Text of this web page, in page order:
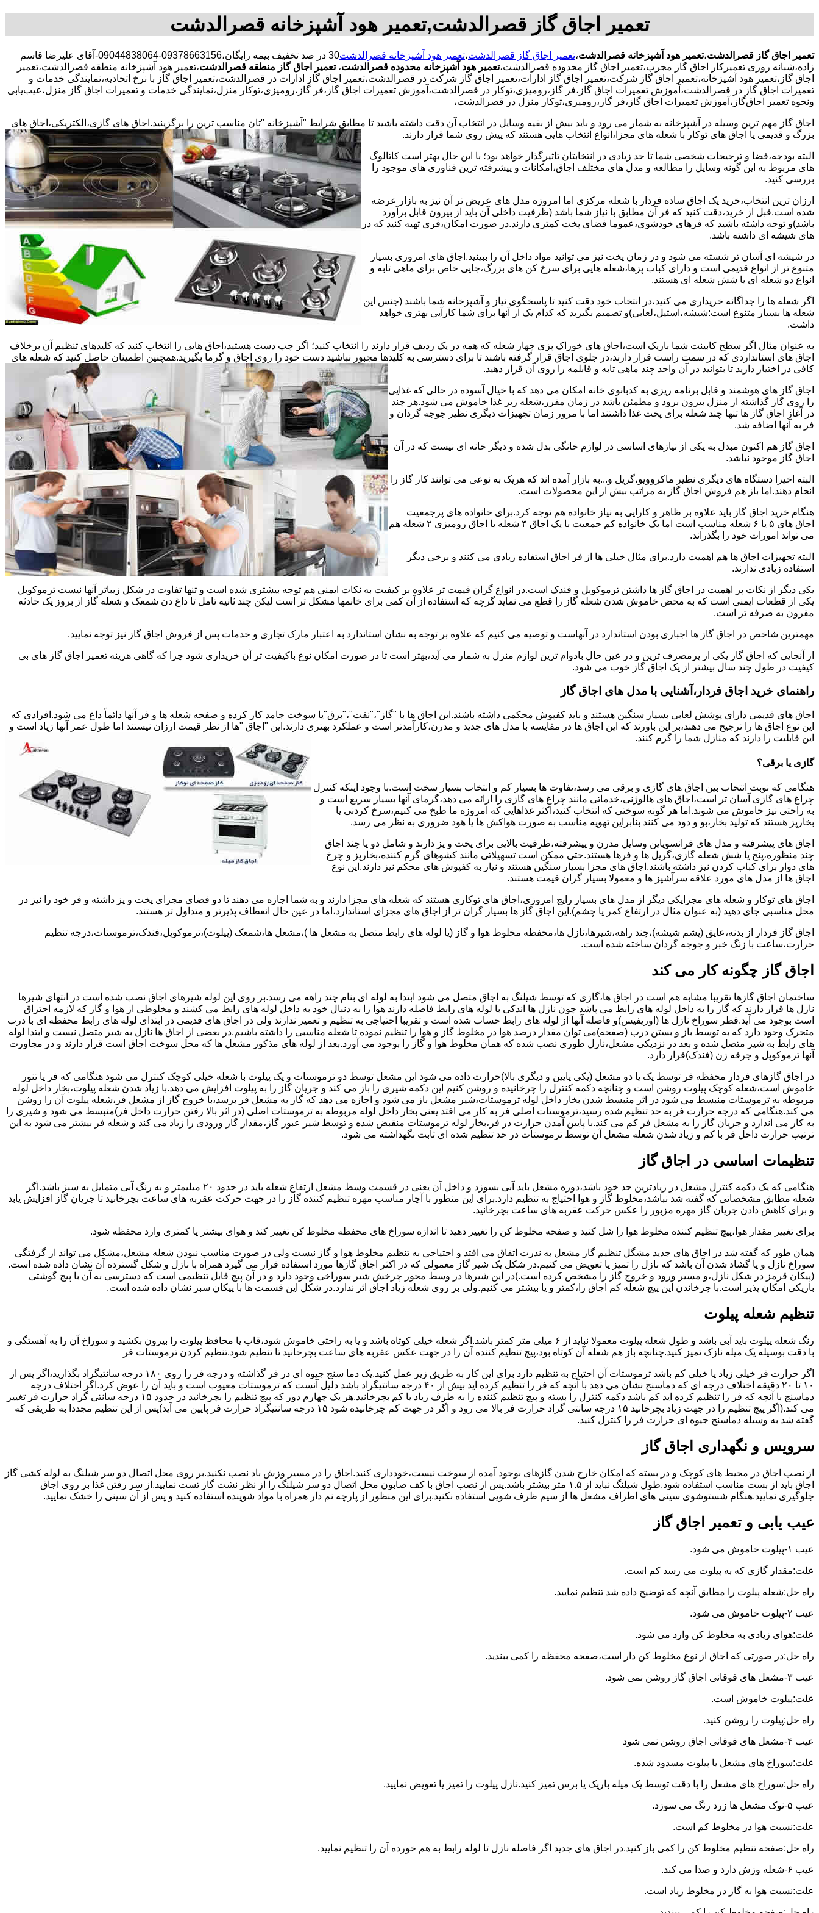
تعمیر اجاق گاز قصرالدشت,تعمیر هود آشپزخانه قصرالدشت
تعمیر اجاق گاز قصرالدشت،تعمیر هود آشپزخانه قصرالدشت،تعمیر اجاق گاز قصرالدشت،تعمیر هود آشپزخانه قصرالدشت
30 در صد تخفیف بیمه رایگان،09378663156-09044838064-آقای علیرضا قاسم
زاده،شبانه روزی تعمیرکار اجاق گاز مجرب،تعمیر اجاق گاز محدوده قصرالدشت،تعمیر هود آشپزخانه محدوده قصرالدشت، تعمیر اجاق گاز منطقه قصرالدشت،تعمیر هود آشپزخانه منطقه قصرالدشت،تعمیر
اجاق گاز،تعمیر هود آشپزخانه،تعمیر اجاق گاز شرکت،تعمیر اجاق گاز ادارات،تعمیر اجاق گاز شرکت در قصرالدشت،تعمیر اجاق گاز ادارات در قصرالدشت،تعمیر اجاق گاز با نرخ اتحادیه،نمایندگی خدمات و
تعمیرات اجاق گاز در قصرالدشت،آموزش تعمیرات اجاق گاز،فر گاز،رومیزی،توکار در قصرالدشت،آموزش تعمیرات اجاق گاز،فر گاز،رومیزی،توکار منزل،نمایندگی خدمات و تعمیرات اجاق گاز منزل،عیب‌یابی
ونحوه تعمیر اجاق‌گاز،آموزش تعمیرات اجاق گاز،فر گاز،رومیزی،توکار منزل در قصرالدشت،
اجاق گاز مهم ترین وسیله در آشپزخانه به شمار می رود و باید بیش از بقیه وسایل در انتخاب آن دقت داشته باشید تا مطابق شرایط "آشپزخانه "تان مناسب ترین را برگزینید.اجاق های گازی،الکتریکی،اجاق های
بزرگ و قدیمی یا اجاق های توکار با شعله های مجزا،انواع انتخاب هایی هستند که پیش روی شما قرار دارند.
البته بودجه،فضا و ترجیحات شخصی شما تا حد زیادی در انتخابتان تاثیرگذار خواهد بود؛ با این حال بهتر است کاتالوگ
های مربوط به این گونه وسایل را مطالعه و مدل های مختلف اجاق،امکانات و پیشرفته ترین فناوری های موجود را
بررسی کنید.
ارزان ترین انتخاب،خرید یک اجاق ساده فردار با شعله مرکزی اما امروزه مدل های عریض تر آن نیز به بازار عرضه
شده است.قبل از خرید،دقت کنید که فر آن مطابق با نیاز شما باشد (ظرفیت داخلی آن باید از بیرون قابل برآورد
باشد)و توجه داشته باشید که فرهای خودشوی،عموما فضای پخت کمتری دارند.در صورت امکان،فری تهیه کنید که در
های شیشه ای داشته باشد.
در شیشه ای آسان تر شسته می شود و در زمان پخت نیز می توانید مواد داخل آن را ببینید.اجاق های امروزی بسیار
متنوع تر از انواع قدیمی است و دارای کباب پزها،شعله هایی برای سرخ کن های بزرگ،جایی خاص برای ماهی تابه و
انواع دو شعله ای یا شش شعله ای هستند.
اگر شعله ها را جداگانه خریداری می کنید،در انتخاب خود دقت کنید تا پاسخگوی نیاز و آشپزخانه شما باشند (جنس این
شعله ها بسیار متنوع است:شیشه،استیل،لعابی)و تصمیم بگیرید که کدام یک از آنها برای شما کارآیی بهتری خواهد
داشت.
به عنوان مثال اگر سطح کابینت شما باریک است،اجاق های خوراک پزی چهار شعله که همه در یک ردیف قرار دارند را انتخاب کنید؛ اگر چپ دست هستید،اجاق هایی را انتخاب کنید که کلیدهای تنظیم آن برخلاف
اجاق های استانداردی که در سمت راست قرار دارند،در جلوی اجاق قرار گرفته باشند تا برای دسترسی به کلیدها مجبور نباشید دست خود را روی اجاق و گرما بگیرید.همچنین اطمینان حاصل کنید که شعله های
کافی در اختیار دارید تا بتوانید در آن واحد چند ماهی تابه و قابلمه را روی آن قرار دهید.
اجاق گاز های هوشمند و قابل برنامه ریزی به کدبانوی خانه امکان می دهد که با خیال آسوده در حالی که غذایی
را روی گاز گذاشته از منزل بیرون برود و مطمئن باشد در زمان مقرر،شعله زیر غذا خاموش می شود.هر چند
در آغاز اجاق گاز ها تنها چند شعله برای پخت غذا داشتند اما با مرور زمان تجهیزات دیگری نظیر جوجه گردان و
فر به آنها اضافه شد.
اجاق گاز هم اکنون مبدل به یکی از نیازهای اساسی در لوازم خانگی بدل شده و دیگر خانه ای نیست که در آن
اجاق گاز موجود نباشد.
البته اخیرا دستگاه های دیگری نظیر ماکروویو،گریل و...به بازار آمده اند که هریک به نوعی می توانند کار گاز را
انجام دهند.اما باز هم فروش اجاق گاز به مراتب بیش از این محصولات است.
هنگام خرید اجاق گاز باید علاوه بر ظاهر و کارایی به نیاز خانواده هم توجه کرد.برای خانواده های پرجمعیت
اجاق های ۵ یا ۶ شعله مناسب است اما یک خانواده کم جمعیت با یک اجاق ۴ شعله یا اجاق رومیزی ۲ شعله هم
می تواند امورات خود را بگذراند.
البته تجهیزات اجاق ها هم اهمیت دارد.برای مثال خیلی ها از فر اجاق استفاده زیادی می کنند و برخی دیگر
استفاده زیادی ندارند.
یکی دیگر از نکات پر اهمیت در اجاق گاز ها داشتن ترموکوبل و فندک است.در انواع گران قیمت تر علاوه بر کیفیت به نکات ایمنی هم توجه بیشتری شده است و تنها تفاوت در شکل زیباتر آنها نیست ترموکوبل
یکی از قطعات ایمنی است که به محض خاموش شدن شعله گاز را قطع می نماید گرچه که استفاده از آن کمی برای خانمها مشکل تر است لیکن چند ثانیه تامل تا داغ دن شمعک و شعله گاز از بروز یک حادثه
مقرون به صرفه تر است.
مهمترین شاخص در اجاق گاز ها اجباری بودن استاندارد در آنهاست و توصیه می کنیم که علاوه بر توجه به نشان استاندارد به اعتبار مارک تجاری و خدمات پس از فروش اجاق گاز نیز توجه نمایید.
از آنجایی که اجاق گاز یکی از پرمصرف ترین و در عین حال بادوام ترین لوازم منزل به شمار می آید،بهتر است تا در صورت امکان نوع باکیفیت تر آن خریداری شود چرا که گاهی هزینه تعمیر اجاق گاز های بی
کیفیت در طول چند سال بیشتر از یک اجاق گاز خوب می شود.
راهنمای خرید اجاق فردار،آشنایی با مدل های اجاق گاز
اجاق های قدیمی دارای پوشش لعابی بسیار سنگین هستند و باید کفپوش محکمی داشته باشند.این اجاق ها با "گاز"،"نفت"،"برق"یا سوخت جامد کار کرده و صفحه شعله ها و فر آنها دائماً داغ می شود.افرادی که
این نوع اجاق ها را ترجیح می دهند،بر این باورند که این اجاق ها در مقایسه با مدل های جدید و مدرن،کارآمدتر است و عملکرد بهتری دارند.این "اجاق "ها از نظر قیمت ارزان نیستند اما طول عمر آنها زیاد است و
این قابلیت را دارند که منازل شما را گرم کنند.
گازی یا برقی؟
هنگامی که نوبت انتخاب بین اجاق های گازی و برقی می رسد،تفاوت ها بسیار کم و انتخاب بسیار سخت است.با وجود اینکه کنترل
چراغ های گازی آسان تر است،اجاق های هالوژنی،خدماتی مانند چراغ های گازی را ارائه می دهد،گرمای آنها بسیار سریع است و
به راحتی نیز خاموش می شوند.اما هر گونه سوختی که انتخاب کنید،اکثر غذاهایی که امروزه ما طبخ می کنیم،سرخ کردنی یا
بخارپز هستند که تولید بخار،بو و دود می کنند بنابراین تهویه مناسب به صورت هواکش ها یا هود ضروری به نظر می رسد.
اجاق های پیشرفته و مدل های فرانسویاین وسایل مدرن و پیشرفته،ظرفیت بالایی برای پخت و پز دارند و شامل دو یا چند اجاق
چند منظوره،پنج یا شش شعله گازی،گریل ها و فرها هستند.حتی ممکن است تسهیلاتی مانند کشوهای گرم کننده،بخارپز و چرخ
های دوار برای کباب کردن نیز داشته باشند.اجاق های مجزا بسیار سنگین هستند و نیاز به کفپوش های محکم نیز دارند.این نوع
اجاق ها از مدل های مورد علاقه سرآشپز ها و معمولا بسیار گران قیمت هستند.
اجاق های توکار و شعله های مجزایکی دیگر از مدل های بسیار رایج امروزی،اجاق های توکاری هستند که شعله های مجزا دارند و به شما اجازه می دهند تا دو فضای مجزای پخت و پز داشته و فر خود را نیز در
محل مناسبی جای دهید (به عنوان مثال در ارتفاع کمر یا چشم).این اجاق گاز ها بسیار گران تر از اجاق های مجزای استاندارد،اما در عین حال انعطاف پذیرتر و متداول تر هستند.
اجاق گاز فردار از بدنه،عایق (پشم شیشه)،چند راهه،شیرها،نازل ها،محفظه مخلوط هوا و گاز (یا لوله های رابط متصل به مشعل ها )،مشعل ها،شمعک (پیلوت)،ترموکوپل،فندک،ترموستات،درجه تنظیم
حرارت،ساعت با زنگ خبر و جوجه گردان ساخته شده است.
اجاق گاز چگونه کار می کند
ساختمان اجاق گازها تقریبا مشابه هم است در اجاق ها،گازی که توسط شیلنگ به اجاق متصل می شود ابتدا به لوله ای بنام چند راهه می رسد.بر روی این لوله شیرهای اجاق نصب شده است در انتهای شیرها
نازل ها قرار دارند که گاز را به داخل لوله های رابط می پاشد چون نازل ها اندکی با لوله های رابط فاصله دارند هوا را به دنبال خود به داخل لوله های رابط می کشند و مخلوطی از هوا و گاز که لازمه احتراق
است بوجود می آید.قطر سوراخ نازل ها (اوریفیس)و فاصله آنها از لوله های رابط حساب شده است و تقریبا احتیاجی به تنظیم و تعمیر ندارند ولی در اجاق های قدیمی در ابتدای لوله های رابط محفظه ای با درب
متحرک وجود دارد که به توسط باز و بستن درب (صفحه)می توان مقدار درصد هوا در مخلوط گاز و هوا را تنظیم نموده تا شعله مناسبی را داشته باشیم.در بعضی از اجاق ها نازل به شیر متصل نیست و ابتدا لوله
های رابط به شیر متصل شده و بعد در نزدیکی مشعل،نازل طوری نصب شده که همان مخلوط هوا و گاز را بوجود می آورد.بعد از لوله های مذکور مشعل ها که محل سوخت اجاق است قرار دارند و در مجاورت
آنها ترموکوپل و جرقه زن (فندک)قرار دارد.
در اجاق گازهای فردار محفظه فر توسط یک یا دو مشعل (یکی پایین و دیگری بالا)حرارت داده می شود این مشعل توسط دو ترموستات و یک پیلوت با شعله خیلی کوچک کنترل می شود هنگامی که فر یا تنور
خاموش است،شعله کوچک پیلوت روشن است و چنانچه دکمه کنترل را چرخانیده و روشن کنیم این دکمه شیری را باز می کند و جریان گاز را به پیلوت افزایش می دهد.با زیاد شدن شعله پیلوت،بخار داخل لوله
مربوطه به ترموستات منبسط می شود در اثر منبسط شدن بخار داخل لوله ترموستات،شیر مشعل باز می شود و اجازه می دهد که گاز به مشعل فر برسد،با خروج گاز از مشعل فر،شعله پیلوت آن را روشن
می کند.هنگامی که درجه حرارت فر به حد تنظیم شده رسید،ترموستات اصلی فر به کار می افتد یعنی بخار داخل لوله مربوطه به ترموستات اصلی (در اثر بالا رفتن حرارت داخل فر)منبسط می شود و شیری را
به کار می اندازد و جریان گاز را به مشعل فر کم می کند.با پایین آمدن حرارت در فر،بخار لوله ترموستات منقبض شده و توسط شیر عبور گاز،مقدار گاز ورودی را زیاد می کند و شعله فر بیشتر می شود به این
ترتیب حرارت داخل فر با کم و زیاد شدن شعله مشعل آن توسط ترموستات در حد تنظیم شده ای ثابت نگهداشته می شود.
تنظیمات اساسی در اجاق گاز
هنگامی که یک دکمه کنترل مشعل در زیادترین حد خود باشد،دوره مشعل باید آبی بسوزد و داخل آن یعنی در قسمت وسط مشعل ارتفاع شعله باید در حدود ۲۰ میلیمتر و به رنگ آبی متمایل به سبز باشد.اگر
شعله مطابق مشخصاتی که گفته شد نباشد،مخلوط گاز و هوا احتیاج به تنظیم دارد.برای این منظور با آچار مناسب مهره تنظیم کننده گاز را در جهت حرکت عقربه های ساعت بچرخانید تا جریان گاز افزایش یابد
و برای کاهش دادن جریان گاز مهره مزبور را عکس حرکت عقربه های ساعت بچرخانید.
برای تغییر مقدار هوا،پیچ تنظیم کننده مخلوط هوا را شل کنید و صفحه مخلوط کن را تغییر دهید تا اندازه سوراخ های محفظه مخلوط کن تغییر کند و هوای بیشتر یا کمتری وارد محفظه شود.
همان طور که گفته شد در اجاق های جدید مشگل تنظیم گاز مشعل به ندرت اتفاق می افتد و احتیاجی به تنظیم مخلوط هوا و گاز نیست ولی در صورت مناسب نبودن شعله مشعل،مشکل می تواند از گرفتگی
سوراخ نازل و یا گشاد شدن آن باشد که نازل را تمیز یا تعویض می کنیم.در شکل یک شیر گاز معمولی که در اکثر اجاق گازها مورد استفاده قرار می گیرد همراه با نازل و شکل گسترده آن نشان داده شده است.
(پیکان قرمز در شکل نازل،و مسیر ورود و خروج گاز را مشخص کرده است.)در این شیرها در وسط محور چرخش شیر سوراخی وجود دارد و در آن پیچ قابل تنظیمی است که دسترسی به آن با پیچ گوشتی
باریکی امکان پذیر است.با چرخاندن این پیچ شعله کم اجاق را،کمتر و یا بیشتر می کنیم.ولی بر روی شعله زیاد اجاق اثر ندارد.در شکل این قسمت ها با پیکان سبز نشان داده شده است.
تنظیم شعله پیلوت
رنگ شعله پیلوت باید آبی باشد و طول شعله پیلوت معمولا نباید از ۶ میلی متر کمتر باشد.اگر شعله خیلی کوتاه باشد و یا به راحتی خاموش شود،قاب یا محافظ پیلوت را بیرون بکشید و سوراخ آن را به آهستگی و
با دقت بوسیله یک میله نازک تمیز کنید.چنانچه باز هم شعله آن کوتاه بود،پیچ تنظیم کننده آن را در جهت عکس عقربه های ساعت بچرخانید تا تنظیم شود.تنظیم کردن ترموستات فر
اگر حرارت فر خیلی زیاد یا خیلی کم باشد ترموستات آن احتیاج به تنظیم دارد برای این کار به طریق زیر عمل کنید.یک دما سنج جیوه ای در فر گذاشته و درجه فر را روی ۱۸۰ درجه سانتیگراد بگذارید،اگر پس از
۱۰ تا ۲۰ دقیقه اختلاف درجه ای که دماسنج نشان می دهد با آنچه که فر را تنظیم کرده اید بیش از ۴۰ درجه سانتیگراد باشد دلیل آنست که ترموستات معیوب است و باید آن را عوض کرد.اگر اختلاف درجه
دماسنج با آنچه که فر را تنظیم کرده اید کم باشد دکمه کنترل را بسته و پیچ تنظیم کننده را به طرف زیاد یا کم بچرخانید.هر یک چهارم دور که پیچ تنظیم را بچرخانید در حدود ۱۵ درجه سانتی گراد حرارت فر تغییر
می کند.(اگر پیچ تنظیم را در جهت زیاد بچرخانید ۱۵ درجه سانتی گراد حرارت فر بالا می رود و اگر در جهت کم چرخانیده شود ۱۵ درجه سانتیگراد حرارت فر پایین می آید)پس از این تنظیم مجددا به طریقی که
گفته شد به وسیله دماسنج جیوه ای حرارت فر را کنترل کنید.
سرویس و نگهداری اجاق گاز
از نصب اجاق در محیط های کوچک و در بسته که امکان خارج شدن گازهای بوجود آمده از سوخت نیست،خودداری کنید.اجاق را در مسیر وزش باد نصب نکنید.بر روی محل اتصال دو سر شیلنگ به لوله کشی گاز
اجاق باید از بست مناسب استفاده شود.طول شیلنگ نباید از ۱.۵ متر بیشتر باشد.پس از نصب اجاق با کف صابون محل اتصال دو سر شیلنگ را از نظر نشت گاز تست نمایید.از سر رفتن غذا بر روی اجاق
جلوگیری نمایید.هنگام شستوشوی سینی های اطراف مشعل ها از سیم ظرف شویی استفاده نکنید.برای این منظور از پارچه نم دار همراه با مواد شوینده استفاده کنید و پس از آن سینی را خشک نمایید.
عیب یابی و تعمیر اجاق گاز
عیب ۱-پیلوت خاموش می شود.
علت:مقدار گازی که به پیلوت می رسد کم است.
راه حل:شعله پیلوت را مطابق آنچه که توضیح داده شد تنظیم نمایید.
عیب ۲-پیلوت خاموش می شود.
علت:هوای زیادی به مخلوط کن وارد می شود.
راه حل:در صورتی که اجاق از نوع مخلوط کن دار است،صفحه محفظه را کمی ببندید.
عیب ۳-مشعل های فوقانی اجاق گاز روشن نمی شود.
علت:پیلوت خاموش است.
راه حل:پیلوت را روشن کنید.
عیب ۴-مشعل های فوقانی اجاق روشن نمی شود
علت:سوراخ های مشعل یا پیلوت مسدود شده.
راه حل:سوراخ های مشعل را با دقت توسط یک میله باریک یا برس تمیز کنید.نازل پیلوت را تمیز یا تعویض نمایید.
عیب ۵-نوک مشعل ها زرد رنگ می سوزد.
علت:نسبت هوا در مخلوط کم است.
راه حل:صفحه تنظیم مخلوط کن را کمی باز کنید.در اجاق های جدید اگر فاصله نازل تا لوله رابط به هم خورده آن را تنظیم نمایید.
عیب ۶-شعله وزش دارد و صدا می کند.
علت:نسبت هوا به گاز در مخلوط زیاد است.